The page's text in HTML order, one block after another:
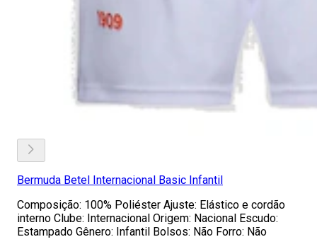
Bermuda Betel Internacional Basic Infantil
Composição: 100% Poliéster Ajuste: Elástico e cordão
interno Clube: Internacional Origem: Nacional Escudo:
Estampado Gênero: Infantil Bolsos: Não Forro: Não